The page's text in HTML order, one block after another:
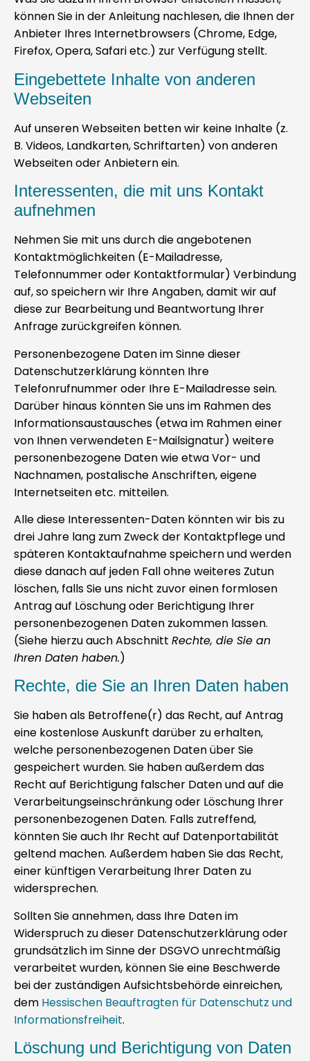
können Sie in der Anleitung nachlesen, die Ihnen der
Anbieter Ihres Internetbrowsers (Chrome, Edge,
Firefox, Opera, Safari etc.) zur Verfügung stellt.
Eingebettete Inhalte von anderen
Webseiten
Auf unseren Webseiten betten wir keine Inhalte (z.
B. Videos, Landkarten, Schriftarten) von anderen
Webseiten oder Anbietern ein.
Interessenten, die mit uns Kontakt
aufnehmen
Nehmen Sie mit uns durch die angebotenen
Kontaktmöglichkeiten (E-Mailadresse,
Telefonnummer oder Kontaktformular) Verbindung
auf, so speichern wir Ihre Angaben, damit wir auf
diese zur Bearbeitung und Beantwortung Ihrer
Anfrage zurückgreifen können.
Personenbezogene Daten im Sinne dieser
Datenschutzerklärung könnten Ihre
Telefonrufnummer oder Ihre E-Mailadresse sein.
Darüber hinaus könnten Sie uns im Rahmen des
Informationsaustausches (etwa im Rahmen einer
von Ihnen verwendeten E-Mailsignatur) weitere
personenbezogene Daten wie etwa Vor- und
Nachnamen, postalische Anschriften, eigene
Internetseiten etc. mitteilen.
Alle diese Interessenten-Daten könnten wir bis zu
drei Jahre lang zum Zweck der Kontaktpflege und
späteren Kontaktaufnahme speichern und werden
diese danach auf jeden Fall ohne weiteres Zutun
löschen, falls Sie uns nicht zuvor einen formlosen
Antrag auf Löschung oder Berichtigung Ihrer
personenbezogenen Daten zukommen lassen.
(Siehe hierzu auch Abschnitt Rechte, die Sie an
Ihren Daten haben.)
Rechte, die Sie an Ihren Daten haben
Sie haben als Betroffene(r) das Recht, auf Antrag
eine kostenlose Auskunft darüber zu erhalten,
welche personenbezogenen Daten über Sie
gespeichert wurden. Sie haben außerdem das
Recht auf Berichtigung falscher Daten und auf die
Verarbeitungseinschränkung oder Löschung Ihrer
personenbezogenen Daten. Falls zutreffend,
könnten Sie auch Ihr Recht auf Datenportabilität
geltend machen. Außerdem haben Sie das Recht,
einer künftigen Verarbeitung Ihrer Daten zu
widersprechen.
Sollten Sie annehmen, dass Ihre Daten im
Widerspruch zu dieser Datenschutzerklärung oder
grundsätzlich im Sinne der DSGVO unrechtmäßig
verarbeitet wurden, können Sie eine Beschwerde
bei der zuständigen Aufsichtsbehörde einreichen,
dem Hessischen Beauftragten für Datenschutz und
Informationsfreiheit.
Löschung und Berichtigung von Daten